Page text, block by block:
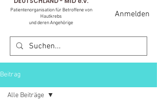
Patientenorganisation für Betroffene von
Hautkrebs
und deren Angehörige
Anmelden
Beitrag
Alle Beiträge